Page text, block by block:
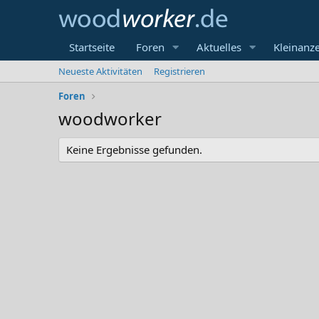
Startseite Foren Aktuelles
Neueste Aktivitäten
Registrieren
Foren
woodworker
Keine Ergebnisse gefunden.